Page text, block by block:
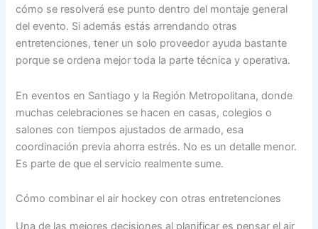
cómo se resolverá ese punto dentro del montaje general
del evento. Si además estás arrendando otras
entretenciones, tener un solo proveedor ayuda bastante
porque se ordena mejor toda la parte técnica y operativa.
En eventos en Santiago y la Región Metropolitana, donde
muchas celebraciones se hacen en casas, colegios o
salones con tiempos ajustados de armado, esa
coordinación previa ahorra estrés. No es un detalle menor.
Es parte de que el servicio realmente sume.
Cómo combinar el air hockey con otras entretenciones
Una de las mejores decisiones al planificar es pensar el air